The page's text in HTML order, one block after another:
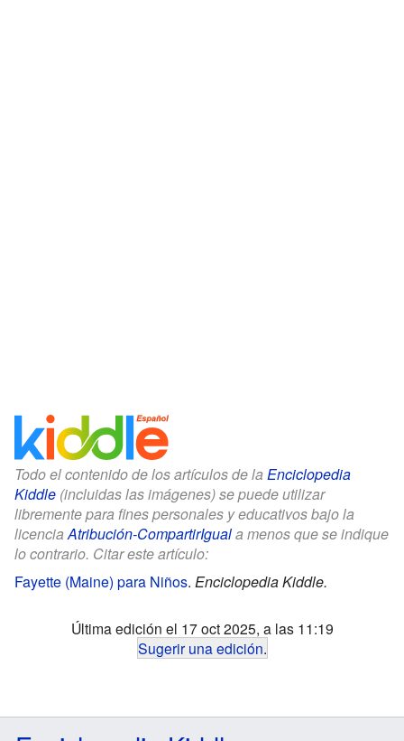
Todo el contenido de los artículos de la Enciclopedia
Kiddle (incluidas las imágenes) se puede utilizar
libremente para fines personales y educativos bajo la
licenciaAtribución-CompartirIguala menos que se indique
lo contrario. Citar este artículo:
Fayette (Maine) para Niños. Enciclopedia Kiddle.
Última edición el 17 oct 2025, a las 11:19
Sugerir una edición.